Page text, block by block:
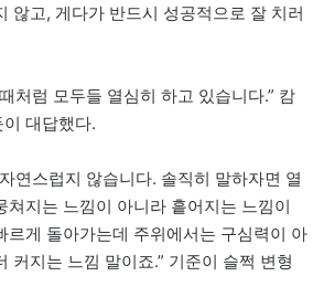
않고, 게다가 반드시 성공적으로 잘 치러
처럼 모두들 열심히 하고 있습니다.” 캄
대답했다.
연스럽지 않습니다. 솔직히 말하자면 열
쳐지는 느낌이 아니라 흩어지는 느낌이
르게 돌아가는데 주위에서는 구심력이 아
커지는 느낌 말이죠.” 기준이 슬쩍 변형